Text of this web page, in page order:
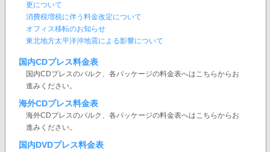
更について
消費税増税に伴う料金改定について
オフィス移転のお知らせ
東北地方太平洋沖地震による影響について
国内CDプレス料金表
国内CDプレスのバルク、各パッケージの料金表へはこちらからお
進みください。
海外CDプレス料金表
海外CDプレスのバルク、各パッケージの料金表へはこちらからお
進みください。
国内DVDプレス料金表